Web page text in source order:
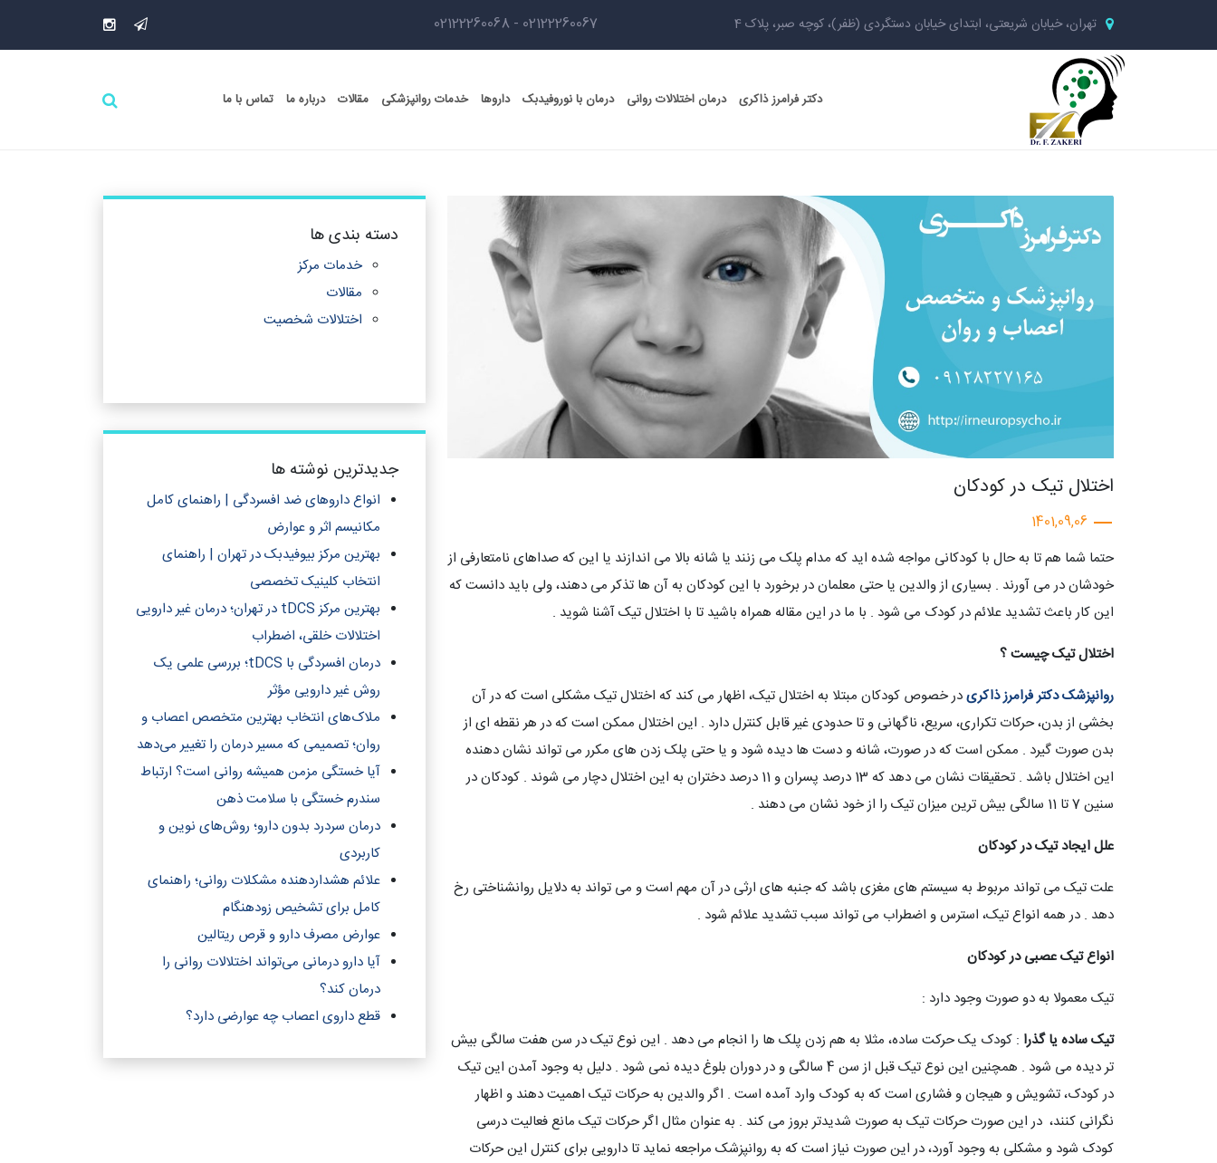
تهران، خیابان شریعتی، ابتدای خیابان دستگردی (ظفر)، کوچه صبر، پلاک 4 02122260067
-
02122260068
دکتر فرامرز ذاکری درمان اختلالات روانی درمان با نوروفیدبک داروها خدمات روانپزشکی مقالات درباره ما تماس با ما
اختلال تیک در کودکان
1401,09,06
حتما شما هم تا به حال با کودکانی مواجه شده اید که مدام پلک می زنند یا شانه بالا می اندازند یا این که صداهای نامتعارفی از
خودشان در می آورند . بسیاری از والدین یا حتی معلمان در برخورد با این کودکان به آن ها تذکر می دهند، ولی باید دانست که
این کار باعث تشدید علائم در کودک می شود . با ما در این مقاله همراه باشید تا با اختلال تیک آشنا شوید .
اختلال تیک چیست ؟
روانپزشک دکتر فرامرز ذاکریدر خصوص کودکان مبتلا به اختلال تیک، اظهار می کند که اختلال تیک مشکلی است که در آن
بخشی از بدن، حرکات تکراری، سریع، ناگهانی و تا حدودی غیر قابل کنترل دارد . این اختلال ممکن است که در هر نقطه ای از
بدن صورت گیرد . ممکن است که در صورت، شانه و دست ها دیده شود و یا حتی پلک زدن های مکرر می تواند نشان دهنده
این اختلال باشد . تحقیقات نشان می دهد که 13 درصد پسران و 11 درصد دختران به این اختلال دچار می شوند . کودکان در
سنین 7 تا 11 سالگی بیش ترین میزان تیک را از خود نشان می دهند .
علل ایجاد تیک در کودکان
علت تیک می تواند مربوط به سیستم های مغزی باشد که جنبه های ارثی در آن مهم است و می تواند به دلایل روانشناختی رخ
دهد . در همه انواع تیک، استرس و اضطراب می تواند سبب تشدید علائم شود .
انواع تیک عصبی در کودکان
تیک معمولا به دو صورت وجود دارد :
تیک ساده یا گذرا : کودک یک حرکت ساده، مثلا به هم زدن پلک ها را انجام می دهد . این نوع تیک در سن هفت سالگی بیش
تر دیده می شود . همچنین این نوع تیک قبل از سن 4 سالگی و در دوران بلوغ دیده نمی شود . دلیل به وجود آمدن این تیک
در کودک، تشویش و هیجان و فشاری است که به کودک وارد آمده است . اگر والدین به حرکات تیک اهمیت دهند و اظهار
نگرانی کنند، در این صورت حرکات تیک به صورت شدیدتر بروز می کند . به عنوان مثال اگر حرکات تیک مانع فعالیت درسی
کودک شود و مشکلی به وجود آورد، در این صورت نیاز است که به روانپزشک مراجعه نماید تا دارویی برای کنترل این حرکات
دسته بندی ها
خدمات مرکز
مقالات
اختلالات شخصیت
جدیدترین نوشته ها
انواع داروهای ضد افسردگی | راهنمای کامل
مکانیسم اثر و عوارض
بهترین مرکز بیوفیدبک در تهران | راهنمای
انتخاب کلینیک تخصصی
بهترین مرکز tDCS در تهران؛ درمان غیر دارویی
اختلالات خلقی، اضطراب
درمان افسردگی با tDCS؛ بررسی علمی یک
روش غیر دارویی مؤثر
ملاک‌های انتخاب بهترین متخصص اعصاب و
روان؛ تصمیمی که مسیر درمان را تغییر می‌دهد
آیا خستگی مزمن همیشه روانی است؟ ارتباط
سندرم خستگی با سلامت ذهن
درمان سردرد بدون دارو؛ روش‌های نوین و
کاربردی
علائم هشداردهنده مشکلات روانی؛ راهنمای
کامل برای تشخیص زودهنگام
عوارض مصرف دارو و قرص ریتالین
آیا دارو درمانی می‌تواند اختلالات روانی را
درمان کند؟‎
قطع داروی اعصاب چه عوارضی دارد؟